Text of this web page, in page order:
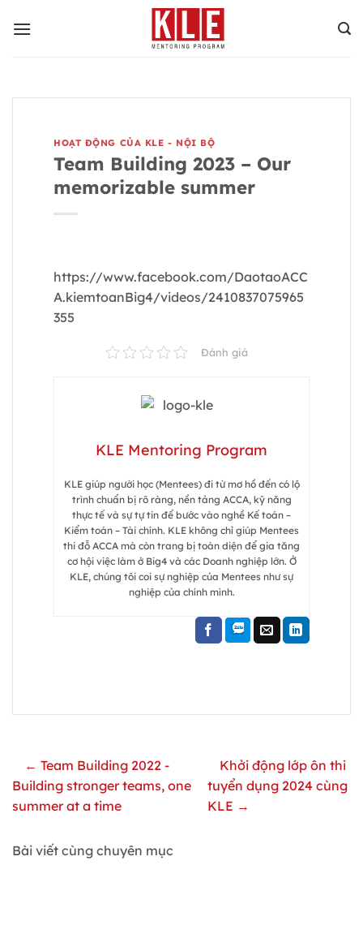
qua
HOẠT ĐỘNG CỦA KLE - NỘI BỘ
Team Building 2023 – Our
memorizable summer
https://www.facebook.com/DaotaoACC
A.kiemtoanBig4/videos/2410837075965
355
Đánh giá
KLE Mentoring Program
KLE giúp người học (Mentees) đi từ mơ hồ đến có lộ
trình chuẩn bị rõ ràng, nền tảng ACCA, kỹ năng
thực tế và sự tự tin để bước vào nghề Kế toán –
Kiểm toán – Tài chính. KLE không chỉ giúp Mentees
thi đỗ ACCA mà còn trang bị toàn diện để gia tăng
cơ hội việc làm ở Big4 và các Doanh nghiệp lớn. Ở
KLE, chúng tôi coi sự nghiệp của Mentees như sự
nghiệp của chính mình.
← Team Building 2022 -
Building stronger teams, one
summer at a time
Khởi động lớp ôn thi
tuyển dụng 2024 cùng
KLE →
Bài viết cùng chuyên mục